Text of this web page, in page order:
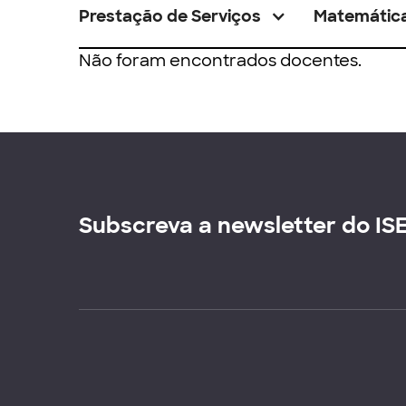
Prestação de Serviços
Não foram encontrados docentes.
Subscreva a newsletter do